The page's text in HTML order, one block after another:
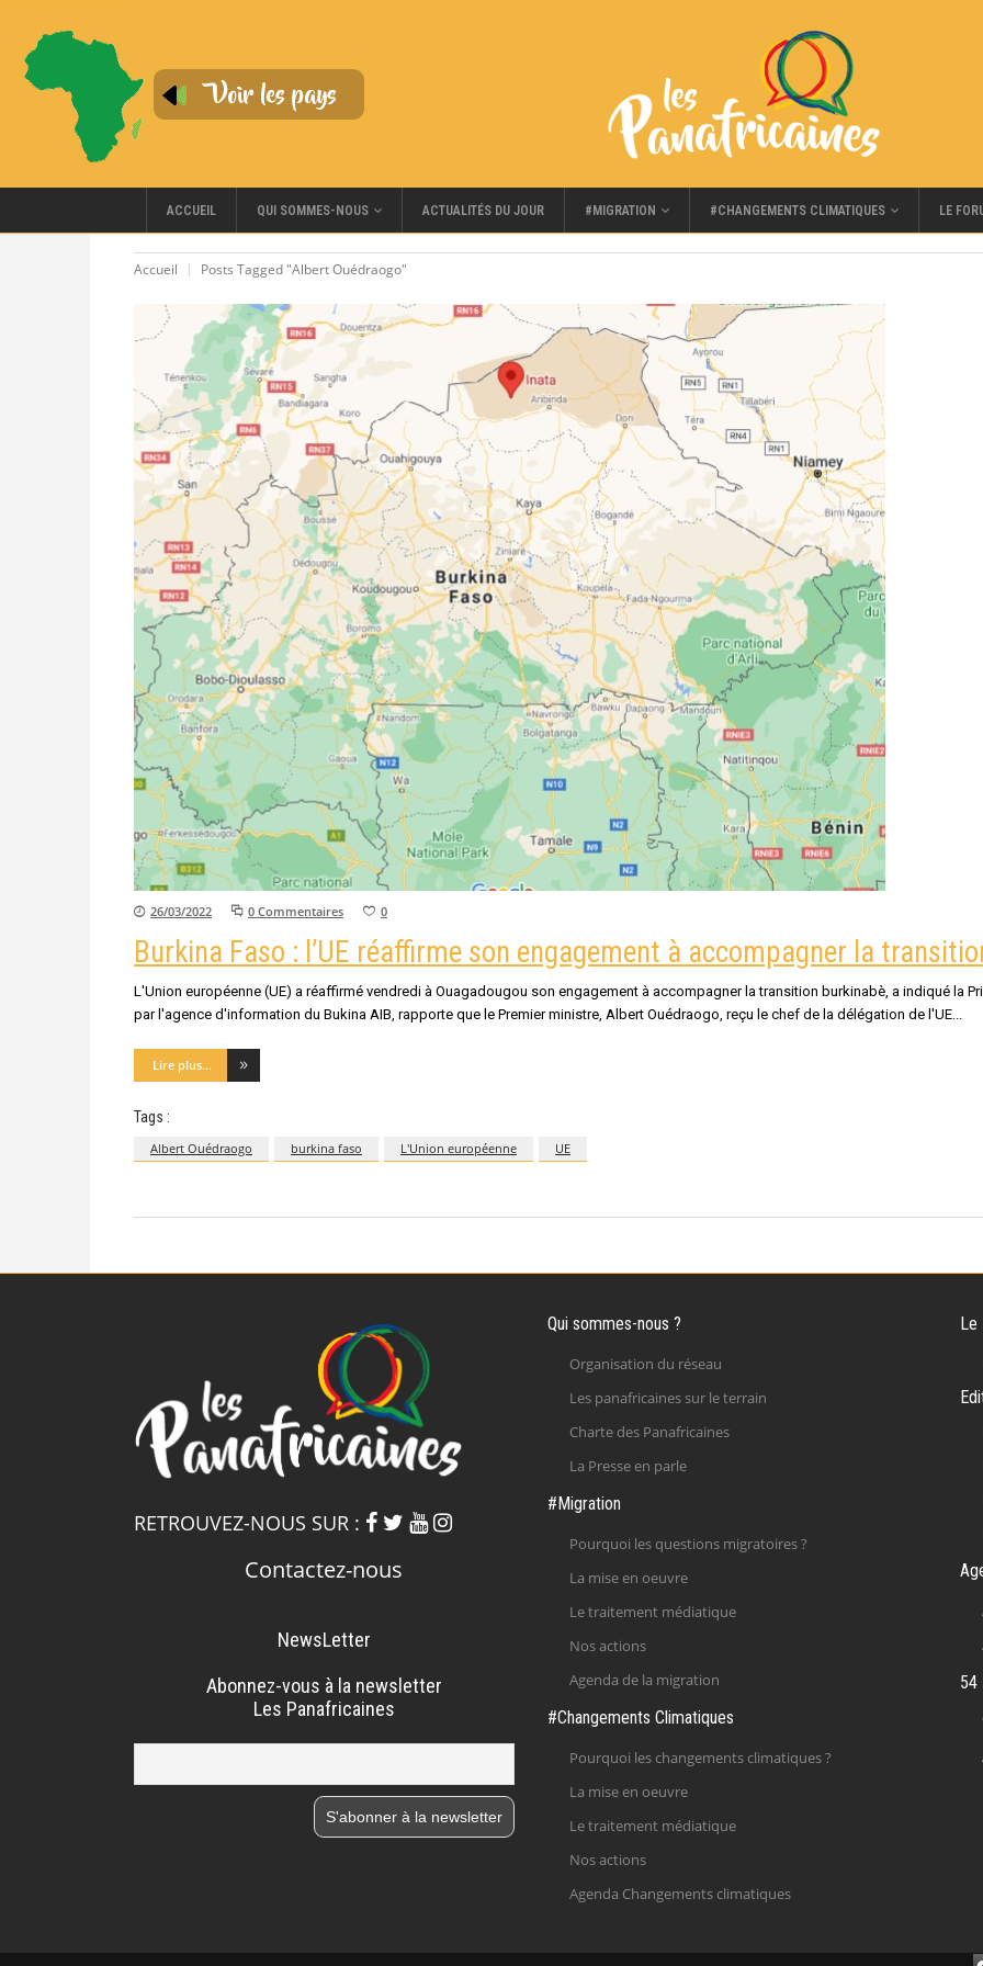
ACCUEIL QUI SOMMES-NOUS ACTUALITÉS DU JOUR #MIGRATION #CHANGEMENTS CLIMATIQUES LE
Accueil Posts Tagged "Albert Ouédraogo"
26/03/2022 0 Commentaires 0
Burkina Faso : l’UE réaffirme son engagement à accompagner la
L'Union européenne (UE) a réaffirmé vendredi à Ouagadougou son engagement à accompagner la transition burkinabè, a indiqué la
par l'agence d'information du Bukina AIB, rapporte que le Premier ministre, Albert Ouédraogo, reçu le chef de la délégation de l'UE
Lire plus...
Tags :
Albert Ouédraogo burkina faso L'Union européenne UE
RETROUVEZ-NOUS SUR :
Contactez-nous
NewsLetter
Abonnez-vous à la newsletter
Les Panafricaines
Qui sommes-nous ?
Organisation du réseau
Les panafricaines sur le terrain
Charte des Panafricaines
La Presse en parle
#Migration
Pourquoi les questions migratoires ?
La mise en oeuvre
Le traitement médiatique
Nos actions
Agenda de la migration
#Changements Climatiques
Pourquoi les changements climatiques ?
La mise en oeuvre
Le traitement médiatique
Nos actions
Agenda Changements climatiques
Le
54